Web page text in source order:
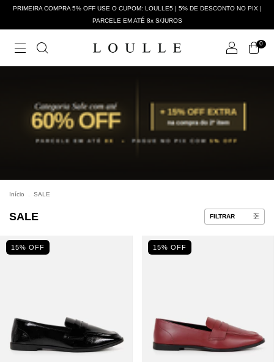
PRIMEIRA COMPRA 5% OFF USE O CUPOM: LOULLE5 | 5% DE DESCONTO NO PIX |
PARCELE EM ATÉ 8x S/JUROS
0
Início SALE
SALE FILTRAR
15% OFF 15% OFF